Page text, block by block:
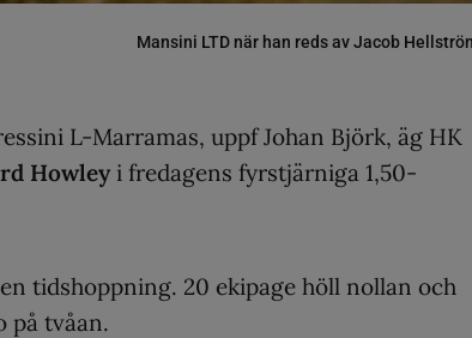
Mansini LTD när han reds av Jacob
L-Marramas, uppf Johan Björk, äg HK
Howley i fredagens fyrstjärniga 1,50-
tidshoppning. 20 ekipage höll nollan och
på tvåan.